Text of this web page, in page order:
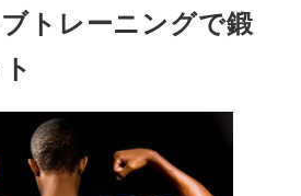
トレーニングで鍛